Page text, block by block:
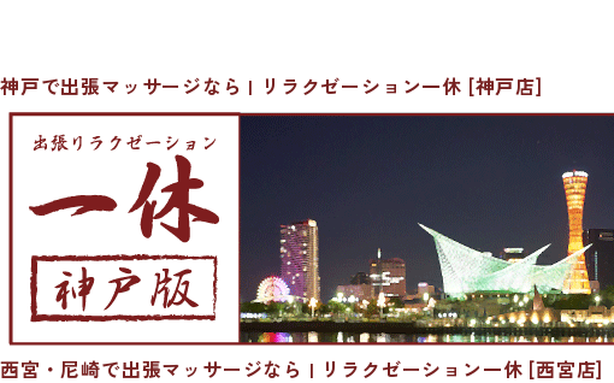
神戸で出張マッサージなら | リラクゼーション一休 [神戸店]
西宮・尼崎で出張マッサージなら | リラクゼーション一休 [西宮店]